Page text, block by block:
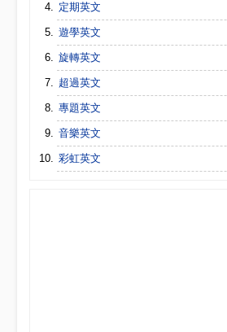
定期英文
遊學英文
旋轉英文
超過英文
專題英文
音樂英文
彩虹英文